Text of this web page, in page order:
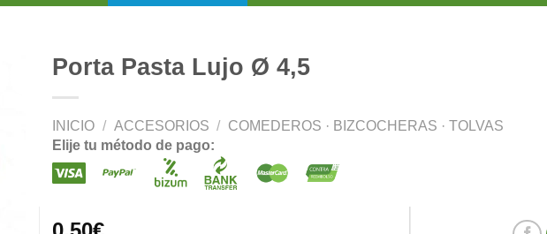
Porta Pasta Lujo Ø 4,5
INICIO / ACCESORIOS / COMEDEROS · BIZCOCHERAS · TOLVAS
Elije tu método de pago: